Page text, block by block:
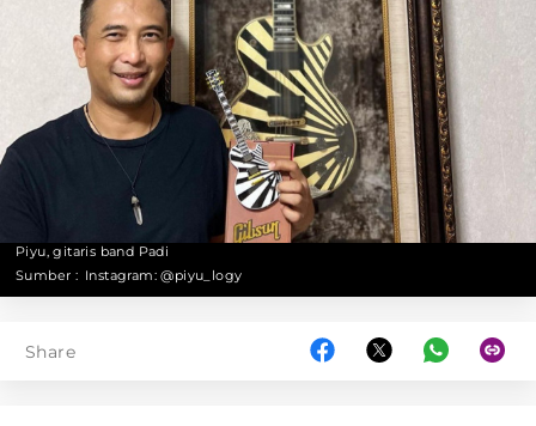
Piyu, gitaris band Padi
Sumber : Instagram: @piyu_logy
Share